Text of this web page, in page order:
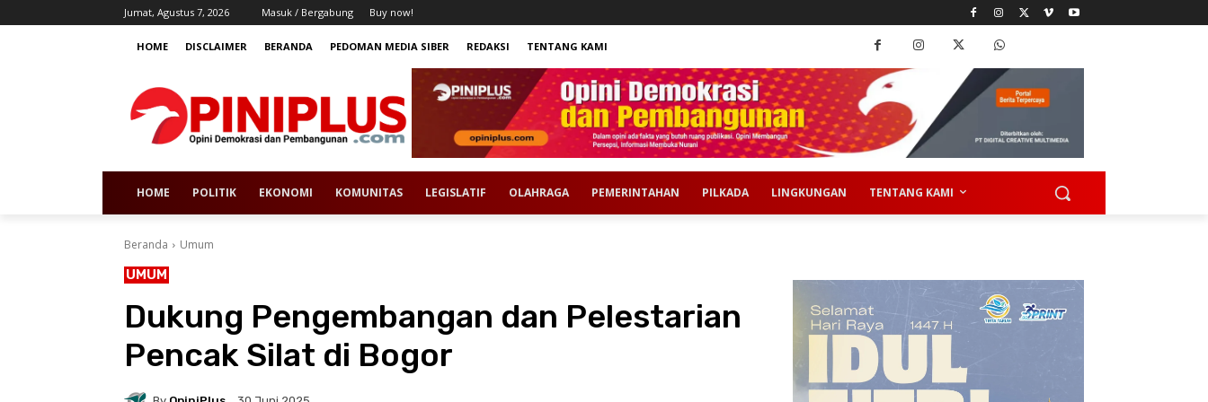
Jumat, Agustus 7, 2026 Masuk / Bergabung Buy now!
HOME DISCLAIMER BERANDA PEDOMAN MEDIA SIBER REDAKSI TENTANG KAMI
HOME POLITIK EKONOMI KOMUNITAS LEGISLATIF OLAHRAGA PEMERINTAHAN PILKADA LINGKUNGAN TENTANG KAMI
Beranda Umum
UMUM
Dukung Pengembangan dan Pelestarian
Pencak Silat di Bogor